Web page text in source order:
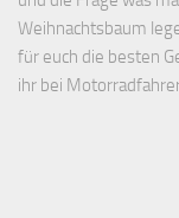
Weihnachtsbaum
für euch die besten
ihr bei